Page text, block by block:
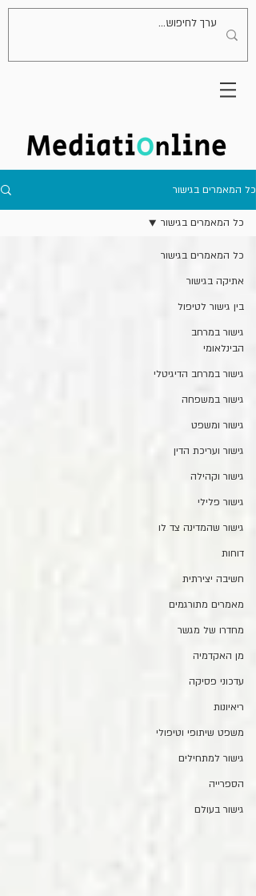
כל המאמרים בגישור
כל המאמרים בגישור
אתיקה בגישור
בין גישור לטיפול
גישור במרחב
הבינלאומי
גישור במרחב הדיגיטלי
גישור במשפחה
גישור ומשפט
גישור ועריכת הדין
גישור וקהילה
גישור פלילי
גישור שהמדינה צד לו
דוחות
חשיבה יצירתית
מאמרים מתורגמים
מחדרו של מגשר
מן האקדמיה
עדכוני פסיקה
ריאיונות
משפט שיתופי וטיפולי
גישור למתחילים
הספרייה
גישור בעולם
כל המאמרים בגישור